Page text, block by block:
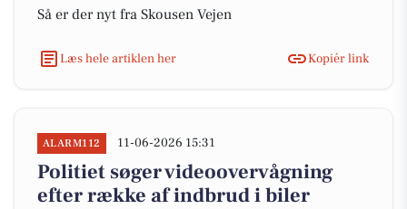
Så er der nyt fra Skousen Vejen
Læs hele artiklen her Kopiér link
ALARM112 11-06-2026 15:31
Politiet søger videoovervågning
efter række af indbrud i biler